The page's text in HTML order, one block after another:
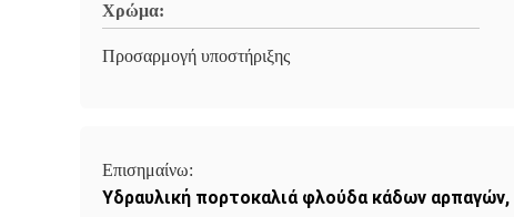
Χρώμα:
Προσαρμογή υποστήριξης
Επισημαίνω:
Υδραυλική πορτοκαλιά φλούδα κάδων αρπαγών,